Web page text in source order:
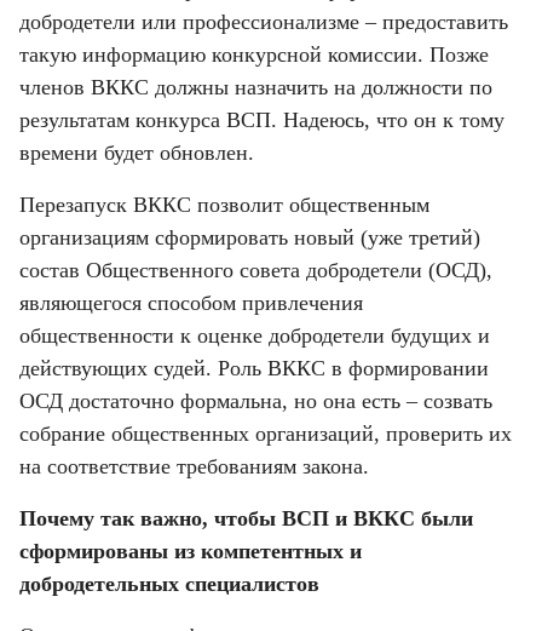
добродетели или профессионализме – предоставить
такую информацию конкурсной комиссии. Позже
членов ВККС должны назначить на должности по
результатам конкурса ВСП. Надеюсь, что он к тому
времени будет обновлен.
Перезапуск ВККС позволит общественным
организациям сформировать новый (уже третий)
состав Общественного совета добродетели (ОСД),
являющегося способом привлечения
общественности к оценке добродетели будущих и
действующих судей. Роль ВККС в формировании
ОСД достаточно формальна, но она есть – созвать
собрание общественных организаций, проверить их
на соответствие требованиям закона.
Почему так важно, чтобы ВСП и ВККС были
сформированы из компетентных и
добродетельных специалистов